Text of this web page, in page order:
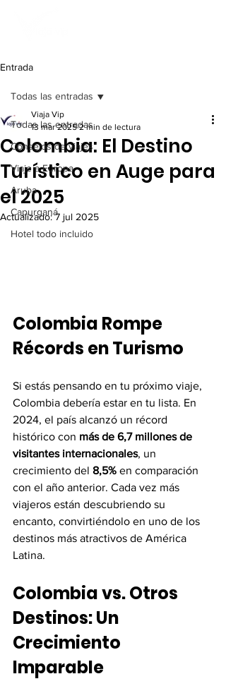
Entrada
Todas las entradas
Consejos de viajes
Viaje a Europa
Aruba
Capurganá
Hotel todo incluido
Todas las entradas
Colombia: El Destino
Turístico en Auge para
el 2025
Viaja Vip
13 mar 2025 2 min de lectura
Actualizado:7 jul 2025
Colombia Rompe
Récords en Turismo
Si estás pensando en tu próximo viaje,
Colombia debería estar en tu lista. En
2024, el país alcanzó un récord
histórico con más de 6,7 millones de
visitantes internacionales, un
crecimiento del 8,5% en comparación
con el año anterior. Cada vez más
viajeros están descubriendo su
encanto, convirtiéndolo en uno de los
destinos más atractivos de América
Latina.
Colombia vs. Otros
Destinos: Un
Crecimiento
Imparable